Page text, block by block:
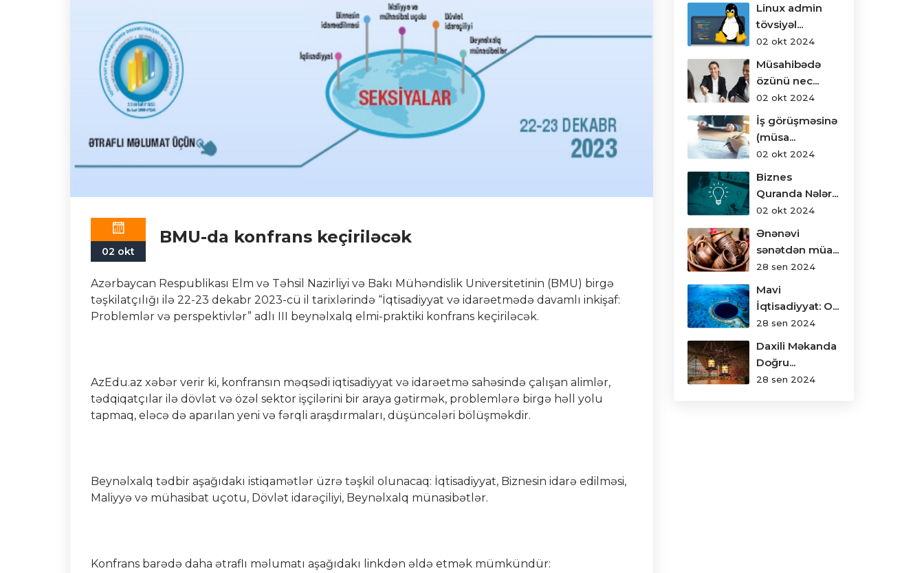
02 okt
BMU-da konfrans keçiriləcək
Azərbaycan Respublikası Elm və Təhsil Nazirliyi və Bakı Mühəndislik Universitetinin (BMU) birgə
təşkilatçılığı ilə 22-23 dekabr 2023-cü il tarixlərində “İqtisadiyyat və idarəetmədə davamlı inkişaf:
Problemlər və perspektivlər” adlı III beynəlxalq elmi-praktiki konfrans keçiriləcək.
AzEdu.az xəbər verir ki, konfransın məqsədi iqtisadiyyat və idarəetmə sahəsində çalışan alimlər,
tədqiqatçılar ilə dövlət və özəl sektor işçilərini bir araya gətirmək, problemlərə birgə həll yolu
tapmaq, eləcə də aparılan yeni və fərqli araşdırmaları, düşüncələri bölüşməkdir.
Beynəlxalq tədbir aşağıdakı istiqamətlər üzrə təşkil olunacaq: İqtisadiyyat, Biznesin idarə edilməsi,
Maliyyə və mühasibat uçotu, Dövlət idarəçiliyi, Beynəlxalq münasibətlər.
Konfrans barədə daha ətraflı məlumatı aşağıdakı linkdən əldə etmək mümkündür:
Linux admin
tövsiyəl...
02 okt 2024
Müsahibədə
özünü nec...
02 okt 2024
İş görüşməsinə
(müsa...
02 okt 2024
Biznes
Quranda Nələr...
02 okt 2024
Ənənəvi
sənətdən müa...
28 sen 2024
Mavi
İqtisadiyyat: O...
28 sen 2024
Daxili Məkanda
Doğru...
28 sen 2024